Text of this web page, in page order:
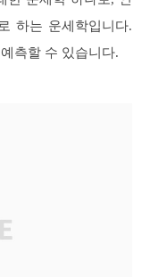
하는 운세학입니다.
측할 수 있습니다.